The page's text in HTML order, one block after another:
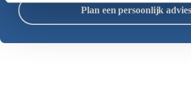
Plan een persoonlijk advies